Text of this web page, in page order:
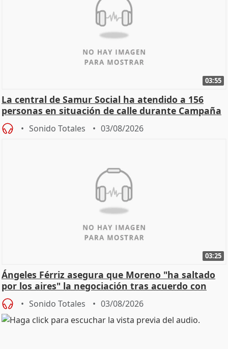
03:55
La central de Samur Social ha atendido a 156
personas en situación de calle durante Campaña
de Calor
Sonido Totales 03/08/2026
03:25
Ángeles Férriz asegura que Moreno "ha saltado
por los aires" la negociación tras acuerdo con
SMA
Sonido Totales 03/08/2026